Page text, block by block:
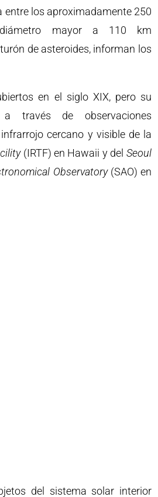
entre los aproximadamente 250
mayor a 110 km
de asteroides, informan los
en el siglo XIX, pero su
través de observaciones
cercano y visible de la
(IRTF) en Hawaii y del Seoul
Observatory(SAO) en
del sistema solar interior